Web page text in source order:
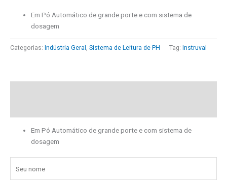
Em Pó Automático de grande porte e com sistema de
dosagem
Categorias: Indústria Geral , Sistema de Leitura de PH Tag: Instruval
Em Pó Automático de grande porte e com sistema de
dosagem